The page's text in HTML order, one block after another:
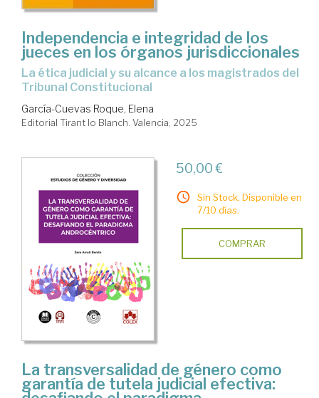
Independencia e integridad de los
jueces en los órganos jurisdiccionales
la ética judicial y su alcance a los magistrados del
Tribunal Constitucional
García-Cuevas Roque, Elena
Editorial Tirant lo Blanch. Valencia, 2025
50,00 €
Sin Stock. Disponible en
7/10 días.
COMPRAR
La transversalidad de género como
garantía de tutela judicial efectiva: